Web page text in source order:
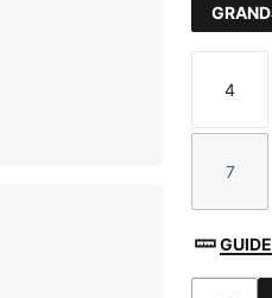
Taille
4
Taille
7